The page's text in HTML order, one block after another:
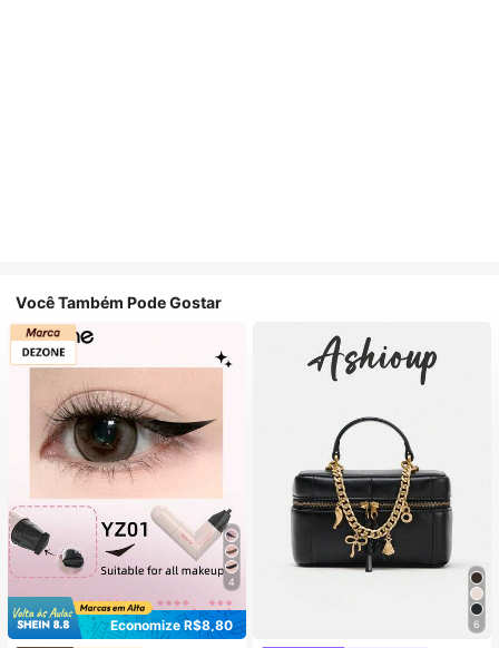
Você Também Pode Gostar
4
Economize R$8,80 6